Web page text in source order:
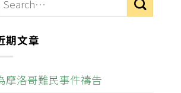
期文章
摩洛哥難民事件禱告